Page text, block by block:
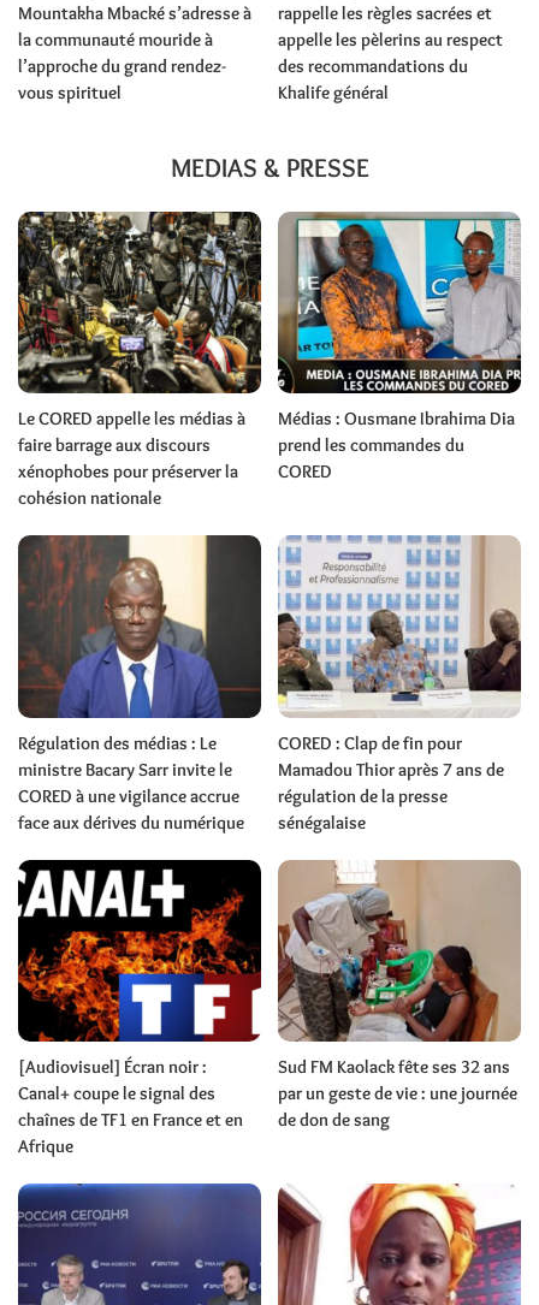
Mountakha Mbacké s’adresse à
la communauté mouride à
l’approche du grand rendez-
vous spirituel
rappelle les règles sacrées et
appelle les pèlerins au respect
des recommandations du
Khalife général
MEDIAS & PRESSE
Le CORED appelle les médias à
faire barrage aux discours
xénophobes pour préserver la
cohésion nationale
Médias : Ousmane Ibrahima Dia
prend les commandes du
CORED
Régulation des médias : Le
ministre Bacary Sarr invite le
CORED à une vigilance accrue
face aux dérives du numérique
CORED : Clap de fin pour
Mamadou Thior après 7 ans de
régulation de la presse
sénégalaise
[Audiovisuel] Écran noir :
Canal+ coupe le signal des
chaînes de TF1 en France et en
Afrique
Sud FM Kaolack fête ses 32 ans
par un geste de vie : une journée
de don de sang